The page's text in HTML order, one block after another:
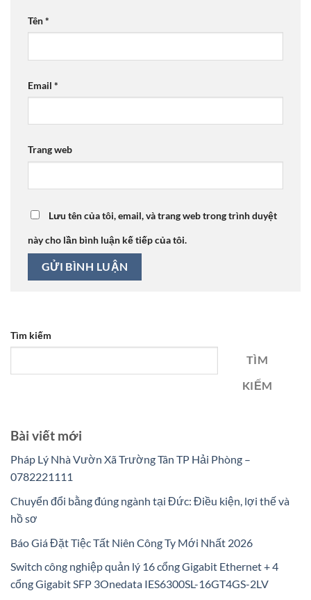
Tên*
Email *
Trang web
Lưu tên của tôi, email, và trang web trong trình duyệt
này cho lần bình luận kế tiếp của tôi.
Tìm kiếm
TÌM
KIẾM
Bài viết mới
Pháp Lý Nhà Vườn Xã Trường Tân TP Hải Phòng –
0782221111
Chuyển đổi bằng đúng ngành tại Đức: Điều kiện, lợi thế và
hồ sơ
Báo Giá Đặt Tiệc Tất Niên Công Ty Mới Nhất 2026
Switch công nghiệp quản lý 16 cổng Gigabit Ethernet + 4
cổng Gigabit SFP 3Onedata IES6300SL-16GT4GS-2LV